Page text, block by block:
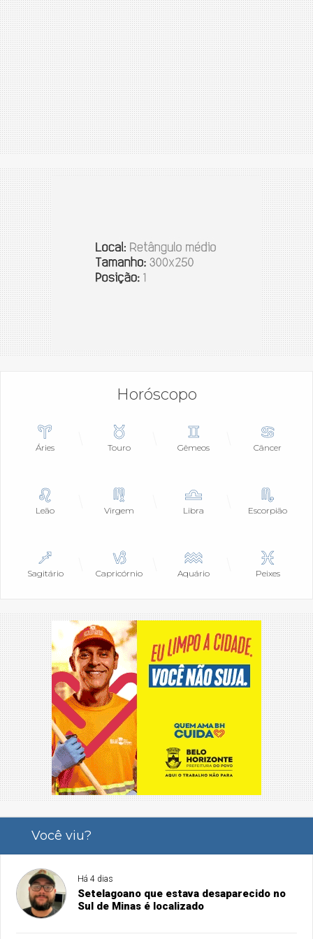
Horóscopo
Áries Touro Gêmeos Câncer
Leão Virgem Libra Escorpião
Sagitário Capricórnio Aquário Peixes
Você viu?
Há 4 dias
Setelagoano que estava desaparecido no
Sul de Minas é localizado